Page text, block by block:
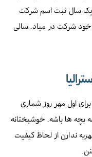
استرالیا ۳۷ دلار برای یک سال ثبت اسم شرکت
هزینه ثبت خود شرکت در میاد. سالی
اول مهر روز شماری
بچه ها باشه. خوشبختانه
ندارن از لحاظ کیفیت